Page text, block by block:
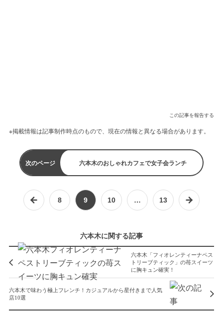
この記事を報告する
※掲載情報は記事制作時点のもので、現在の情報と異なる場合があります。
次のページ 六本木のおしゃれカフェで女子会ランチ
8 9 10 … 13
六本木に関する記事
六本木「フィオレンティーナペス
トリーブティック」の苺スイーツ
に胸キュン確実！
六本木で味わう極上フレンチ！カジュアルから星付きまで人気
店10選